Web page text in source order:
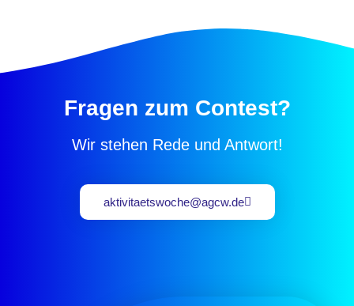
Fragen zum Contest?
Wir stehen Rede und Antwort!
aktivitaetswoche@agcw.de